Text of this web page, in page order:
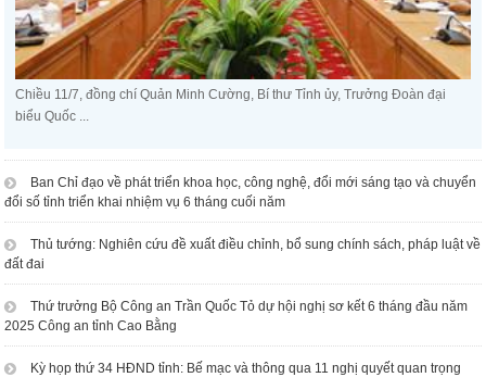
Chiều 11/7, đồng chí Quản Minh Cường, Bí thư Tỉnh ủy, Trưởng Đoàn đại
biểu Quốc ...
Ban Chỉ đạo về phát triển khoa học, công nghệ, đổi mới sáng tạo và chuyển
đổi số tỉnh triển khai nhiệm vụ 6 tháng cuối năm
Thủ tướng: Nghiên cứu đề xuất điều chỉnh, bổ sung chính sách, pháp luật về
đất đai
Thứ trưởng Bộ Công an Trần Quốc Tỏ dự hội nghị sơ kết 6 tháng đầu năm
2025 Công an tỉnh Cao Bằng
Kỳ họp thứ 34 HĐND tỉnh: Bế mạc và thông qua 11 nghị quyết quan trọng